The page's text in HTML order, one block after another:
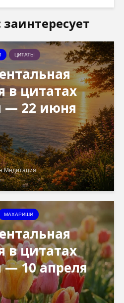
ЦИТАТЫ
в цитатах
22 июня
Медитация
МАХАРИШИ
в цитатах
10 апреля